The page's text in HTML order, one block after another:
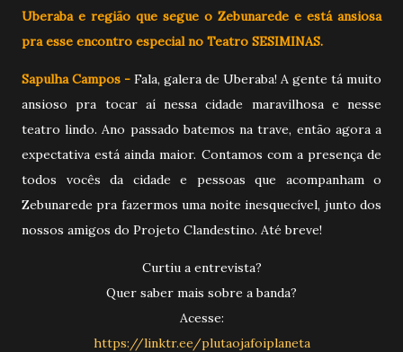
Uberaba e região que segue o Zebunarede e está ansiosa
pra esse encontro especial no Teatro SESIMINAS.
Sapulha Campos - Fala, galera de Uberaba! A gente tá muito
ansioso pra tocar aí nessa cidade maravilhosa e nesse
teatro lindo. Ano passado batemos na trave, então agora a
expectativa está ainda maior. Contamos com a presença de
todos vocês da cidade e pessoas que acompanham o
Zebunarede pra fazermos uma noite inesquecível, junto dos
nossos amigos do Projeto Clandestino. Até breve!
Curtiu a entrevista?
Quer saber mais sobre a banda?
Acesse:
https://linktr.ee/plutaojafoiplaneta